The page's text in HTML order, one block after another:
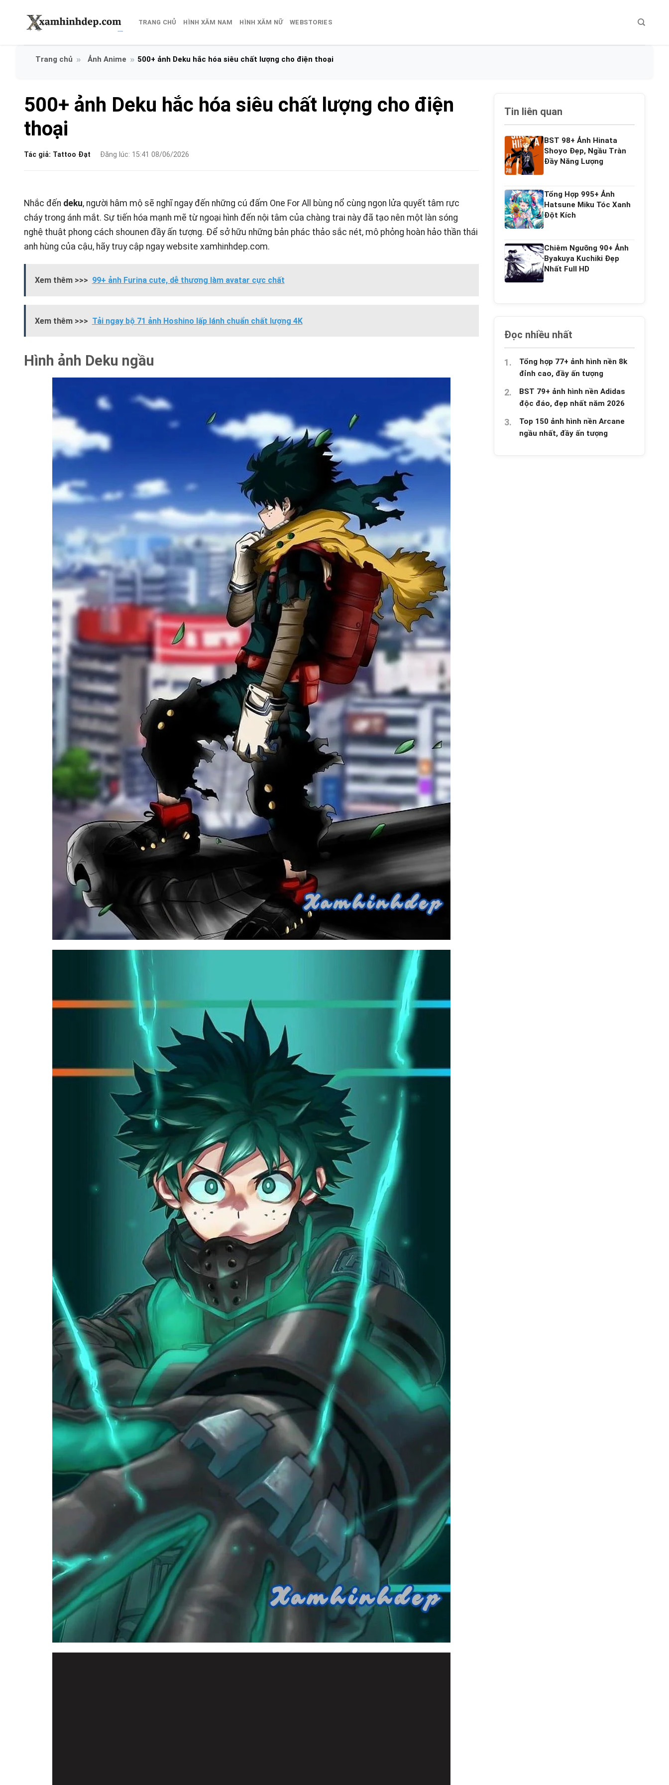
TRANG CHỦ HÌNH XĂM NAM HÌNH XĂM NỮ WEBSTORIES
Ảnh Anime 500+ ảnh Deku hắc hóa siêu chất lượng cho điện thoại
500+ ảnh Deku hắc hóa siêu chất lượng cho điện
thoại
Tác giả: Tattoo Đạt Đăng lúc: 15:41 08/06/2026
Nhắc đến deku, người hâm mộ sẽ nghĩ ngay đến những cú đấm One For All bùng nổ cùng ngọn lửa quyết tâm rực
cháy trong ánh mắt. Sự tiến hóa mạnh mẽ từ ngoại hình đến nội tâm của chàng trai này đã tạo nên một làn sóng
nghệ thuật phong cách shounen đầy ấn tượng. Để sở hữu những bản phác thảo sắc nét, mô phỏng hoàn hảo thần thái
anh hùng của cậu, hãy truy cập ngay website xamhinhdep.com.
Xem thêm >>> 99+ ảnh Furina cute, dễ thương làm avatar cực chất
Xem thêm >>> Tải ngay bộ 71 ảnh Hoshino lấp lánh chuẩn chất lượng 4K
Hình ảnh Deku ngầu
Tin liên quan
BST 98+ Ảnh Hinata
Shoyo Đẹp, Ngầu Tràn
Đầy Năng Lượng
Tổng Hợp 995+ Ảnh
Hatsune Miku Tóc Xanh
Đột Kích
Chiêm Ngưỡng 90+ Ảnh
Byakuya Kuchiki Đẹp
Nhất Full HD
Đọc nhiều nhất
Tổng hợp 77+ ảnh hình nền 8k
đỉnh cao, đầy ấn tượng
BST 79+ ảnh hình nền Adidas
độc đáo, đẹp nhất năm 2026
Top 150 ảnh hình nền Arcane
ngầu nhất, đầy ấn tượng